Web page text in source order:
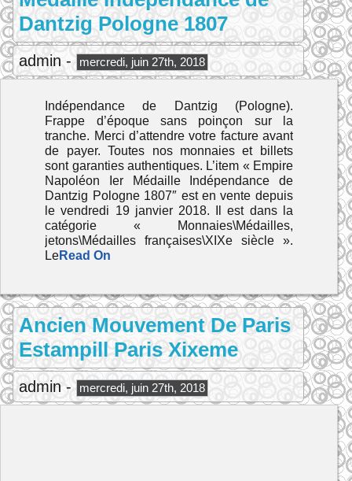
Dantzig Pologne 1807
admin - mercredi, juin 27th, 2018
Indépendance de Dantzig (Pologne).
Frappe d’époque sans poinçon sur la
tranche. Merci d’attendre votre facture avant
de payer. Toutes nos monnaies et billets
sont garanties authentiques. L’item « Empire
Napoléon Ier Médaille Indépendance de
Dantzig Pologne 1807″ est en vente depuis
le vendredi 19 janvier 2018. Il est dans la
catégorie « Monnaies\Médailles,
jetons\Médailles françaises\XIXe siècle ».
LeRead On
Ancien Mouvement De Paris
Estampill Paris Xixeme
admin - mercredi, juin 27th, 2018